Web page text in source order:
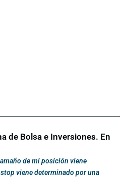
de Bolsa e Inversiones. En
de mi posición viene
viene determinado por una